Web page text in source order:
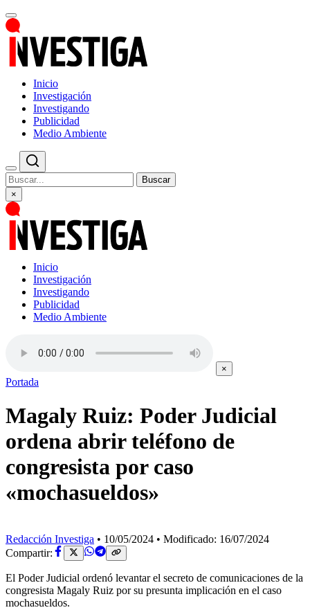
Inicio
Investigación
Investigando
Publicidad
Medio Ambiente
Buscar
×
Inicio
Investigación
Investigando
Publicidad
Medio Ambiente
×
Portada
Magaly Ruiz: Poder Judicial
ordena abrir teléfono de
congresista por caso
«mochasueldos»
Redacción Investiga • 10/05/2024 • Modificado: 16/07/2024
Compartir:
El Poder Judicial ordenó levantar el secreto de comunicaciones de la
congresista Magaly Ruiz por su presunta implicación en el caso
mochasueldos.